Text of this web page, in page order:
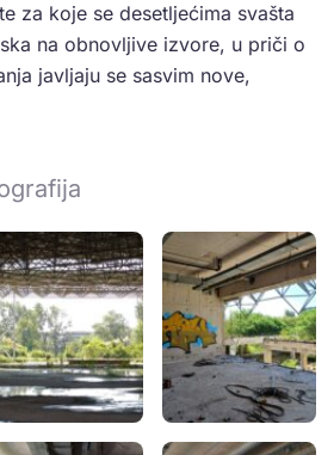
za koje se desetljećima svašta
na obnovljive izvore, u priči o
javljaju se sasvim nove,